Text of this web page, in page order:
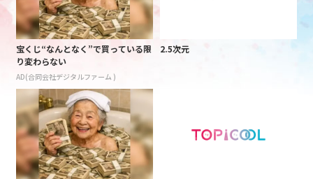
宝くじ“なんとなく”で買っている限
り変わらない
AD(合同会社デジタルファーム )
2.5次元